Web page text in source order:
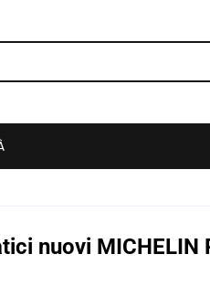
nuovi MICHELIN